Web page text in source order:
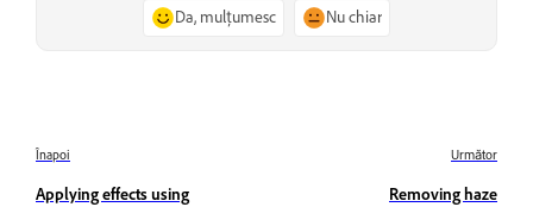
Da, mulțumesc Nu chiar
Înapoi
Applying effects using
Următor
Removing haze